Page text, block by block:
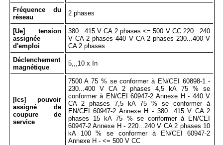
Fréquence du
réseau
2 phases
[Ue] tension
assignée
d'emploi
380...415 V CA 2 phases <= 500 V CC 220...240
V CA 2 phases 440 V CA 2 phases 230...400 V
CA 2 phases
Déclenchement
magnétique
5,,,10 x In
[Ics] pouvoir
assigné de
coupure de
service
7500 A 75 % se conformer à EN/CEI 60898-1 -
230...400 V CA 2 phases 4,5 kA 75 % se
conformer à EN/CEI 60947-2 Annexe H - 440 V
CA 2 phases 7,5 kA 75 % se conformer à
EN/CEI 60947-2 Annexe H - 380...415 V CA 2
phases 15 kA 75 % se conformer à EN/CEI
60947-2 Annexe H - 220...240 V CA 2 phases 10
kA 100 % se conformer à EN/CEI 60947-2
Annexe H - <= 500 V CC